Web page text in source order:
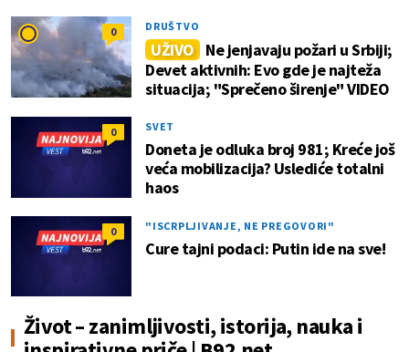
0 DRUŠTVO
UŽIVO Ne jenjavaju požari u Srbiji;
Devet aktivnih: Evo gde je najteža
situacija; "Sprečeno širenje" VIDEO
0 SVET
Doneta je odluka broj 981; Kreće još
veća mobilizacija? Uslediće totalni
haos
0 "ISCRPLJIVANJE, NE PREGOVORI"
Cure tajni podaci: Putin ide na sve!
Život – zanimljivosti, istorija, nauka i